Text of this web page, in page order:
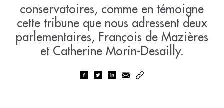
conservatoires, comme en témoigne
cette tribune que nous adressent deux
parlementaires, François de Mazières
et Catherine Morin-Desailly.